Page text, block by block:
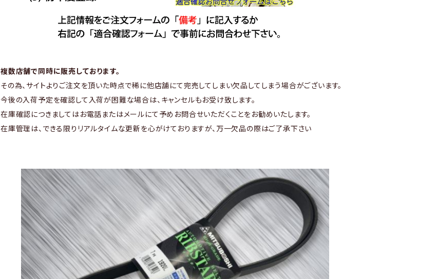
複数店舗で同時に販売しております。
その為、サイトよりご注文を頂いた時点で稀に他店舗にて完売してしまい欠品してしまう場合がございます。
今後の入荷予定を確認して入荷が困難な場合は、キャンセルもお受け致します。
在庫確認につきましてはお電話またはメールにて予めお問合せいただくことをお勧めいたします。
在庫管理は、できる限りリアルタイムな更新を心がけておりますが、万一欠品の際はご了承下さい